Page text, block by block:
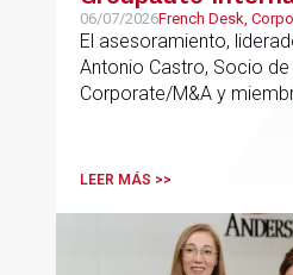
06/07/2026French Desk,
El asesoramiento,
Antonio Castro, Socio de
Corporate/M&A y
españolas que combinan
LEER MÁS >>